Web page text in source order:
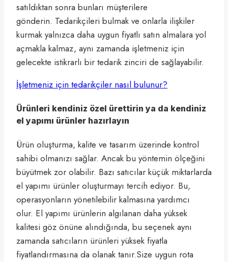
satıldıktan sonra bunları müşterilere
gönderin. Tedarikçileri bulmak ve onlarla ilişkiler
kurmak yalnızca daha uygun fiyatlı satın almalara yol
açmakla kalmaz, aynı zamanda işletmeniz için
gelecekte istikrarlı bir tedarik zinciri de sağlayabilir.
İşletmeniz için tedarikçiler nasıl bulunur?
Ürünleri kendiniz özel ürettirin ya da kendiniz
el yapımı ürünler hazırlayın
Ürün oluşturma, kalite ve tasarım üzerinde kontrol
sahibi olmanızı sağlar. Ancak bu yöntemin ölçeğini
büyütmek zor olabilir. Bazı satıcılar küçük miktarlarda
el yapımı ürünler oluşturmayı tercih ediyor. Bu,
operasyonların yönetilebilir kalmasına yardımcı
olur. El yapımı ürünlerin algılanan daha yüksek
kalitesi göz önüne alındığında, bu seçenek aynı
zamanda satıcıların ürünleri yüksek fiyatla
fiyatlandırmasına da olanak tanır.Size uygun rota